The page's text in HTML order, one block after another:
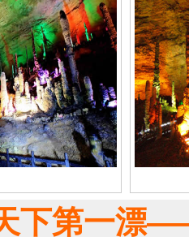
下第一漂